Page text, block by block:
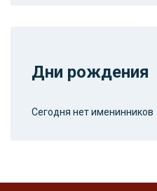
Дни рождения
Сегодня нет именинников